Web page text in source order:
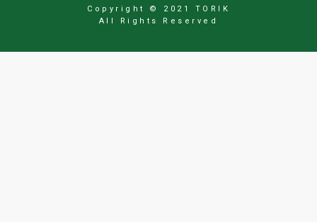
Copyright © 2021 TORIK
All Rights Reserved